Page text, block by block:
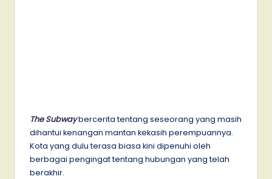
The Subwaybercerita tentang seseorang yang masih
dihantui kenangan mantan kekasih perempuannya.
Kota yang dulu terasa biasa kini dipenuhi oleh
berbagai pengingat tentang hubungan yang telah
berakhir.